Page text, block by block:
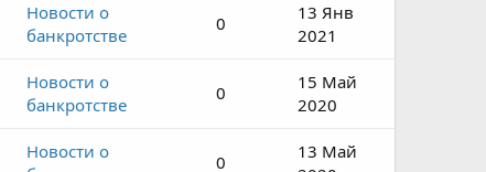
Новости о
банкротстве
0
13 Янв
2021
Новости о
банкротстве
0
15 Май
2020
Новости о
0
13 Май